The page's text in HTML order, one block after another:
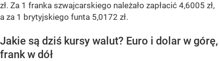
zł. Za 1 franka szwajcarskiego należało zapłacić 4,6005 zł,
a za 1 brytyjskiego funta 5,0172 zł.
Jakie są dziś kursy walut? Euro i dolar w górę,
frank w dół